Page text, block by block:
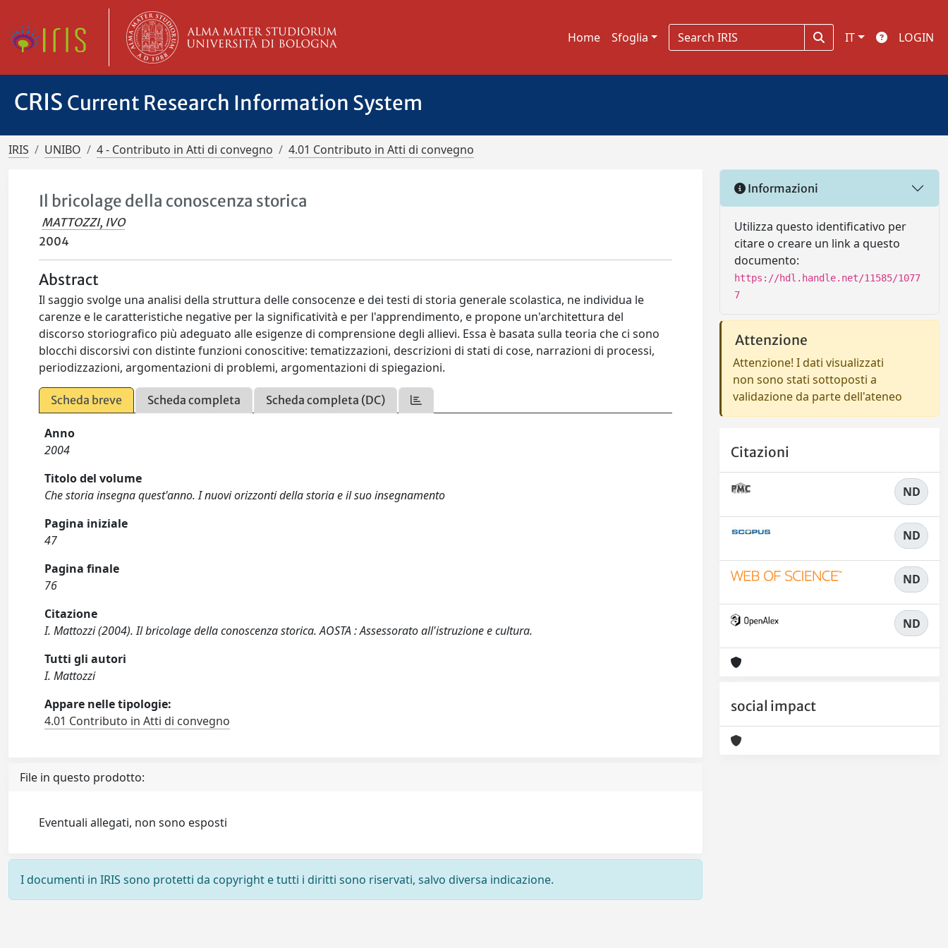
Home Sfoglia IT LOGIN
CRIS Current Research Information System
IRIS UNIBO 4 - Contributo in Atti di convegno 4.01 Contributo in Atti di convegno
Il bricolage della conoscenza storica
MATTOZZI, IVO
2004
Abstract
Il saggio svolge una analisi della struttura delle consocenze e dei testi di storia generale scolastica, ne individua le
carenze e le caratteristiche negative per la significatività e per l'apprendimento, e propone un'architettura del
discorso storiografico più adeguato alle esigenze di comprensione degli allievi. Essa è basata sulla teoria che ci sono
blocchi discorsivi con distinte funzioni conoscitive: tematizzazioni, descrizioni di stati di cose, narrazioni di processi,
periodizzazioni, argomentazioni di problemi, argomentazioni di spiegazioni.
Scheda breve Scheda completa Scheda completa (DC)
Anno
2004
Titolo del volume
Che storia insegna quest'anno. I nuovi orizzonti della storia e il suo insegnamento
Pagina iniziale
47
Pagina finale
76
Citazione
I. Mattozzi (2004). Il bricolage della conoscenza storica. AOSTA : Assessorato all'istruzione e cultura.
Tutti gli autori
I. Mattozzi
Appare nelle tipologie:
4.01 Contributo in Atti di convegno
File in questo prodotto:
Eventuali allegati, non sono esposti
I documenti in IRIS sono protetti da copyright e tutti i diritti sono riservati, salvo diversa indicazione.
Informazioni
Utilizza questo identificativo per
citare o creare un link a questo
documento:
https://hdl.handle.net/11585/1077
7
Attenzione
Attenzione! I dati visualizzati
non sono stati sottoposti a
validazione da parte dell'ateneo
Citazioni
ND
ND
ND
ND
social impact